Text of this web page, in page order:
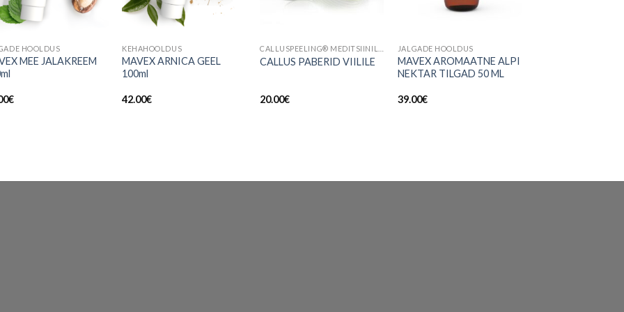
HOOLDUS
MEE JALAKREEM
€
KEHAHOOLDUS
MAVEX ARNICA GEEL
100ml
42.00€
CALLUS PABERID VIILILE
20.00€
JALGADE HOOLDUS
MAVEX AROMAATNE ALPI
NEKTAR TILGAD 50 ML
39.00€